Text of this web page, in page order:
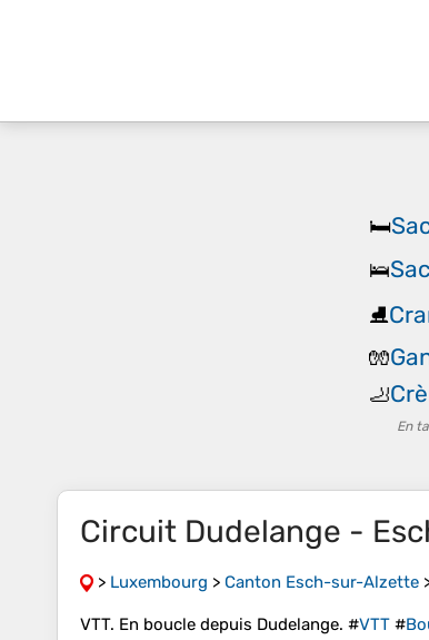
🛏️
🛌
⛸️
🧤
🦶
En
Circuit Dudelange -
> Luxembourg > Canton Esch-sur-Alzette
VTT. En boucle depuis Dudelange. #VTT #